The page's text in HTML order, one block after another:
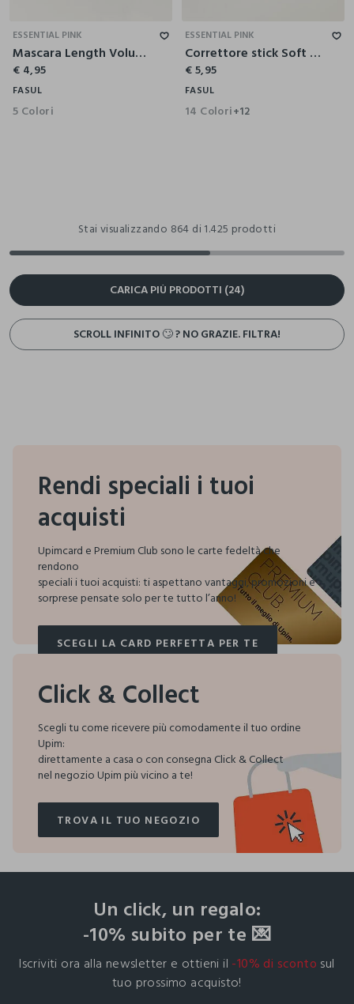
ESSENTIAL PINK
Mascara Length Volume
€ 4,95
FASUL
5 Colori
ESSENTIAL PINK
Correttore stick Soft Focus 04 Mid peach
€ 5,95
FASUL
14 Colori+12
Stai visualizzando 864 di 1.425 prodotti
CARICA PIÙ PRODOTTI (24)
SCROLL INFINITO 🙄 ? NO GRAZIE. FILTRA!
Rendi speciali i tuoi
acquisti
Upimcard e Premium Club sono le carte fedeltà che
rendono
speciali i tuoi acquisti:ti aspettano vantaggi, promozioni e
sorprese pensate solo per te tutto l’anno!
SCEGLI LA CARD PERFETTA PER TE
SCEGLI LA CARD PERFETTA PER TE
Click & Collect
Scegli tu come ricevere più comodamente il tuo ordine
Upim:
direttamente a casa o con consegna Click & Collect
nel negozio Upim più vicino a te!
TROVA IL TUO NEGOZIO
TROVA IL TUO NEGOZIO
Un click, un regalo:
-10% subito per te 💌
Iscriviti ora alla newsletter e ottieni il -10% di sconto sul
tuo prossimo acquisto!